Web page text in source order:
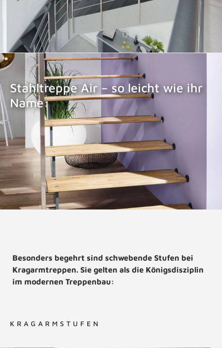
Stahltreppe Air – so leicht wie ihr
Name:
STAHLTREPPE AIR
Besonders begehrt sind schwebende Stufen bei
Kragarmtreppen. Sie gelten als die Königsdisziplin
im modernen Treppenbau:
KRAGARMSTUFEN